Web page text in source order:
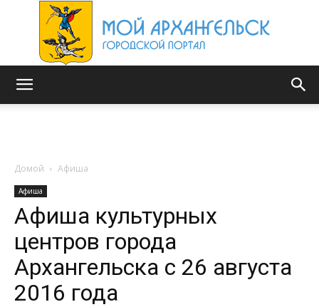
Домой Афиша
Афиша
Афиша культурных
центров города
Архангельска с 26 августа
2016 года